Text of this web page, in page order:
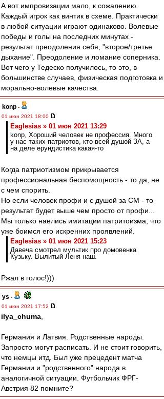
А вот импровизации мало, к сожалению.
Каждый игрок как винтик в схеме. Практически
в любой ситуации играют одинаково. Волевые
победы и голы на последних минутах -
результат преодоления себя, "второе/третье
дыхание". Преодоление и ломание соперника.
Вот чего у Тедеско получилось, то это, в
большинстве случаев, физическая подготовка и
морально-волевые качества.
konp -
01 июн 2021 18:00
Eaglesias » 01 июн 2021 13:29
konp, Хороший человек не профессия. Много
у нас таких патриотов, кто всей душой ЗА, а
на деле ерундистика какая-то
Когда патриотизмом прикрывается
профессиональная беспомощность - то да, не
с чем спорить.
Но если человек профи и с душой за СМ - то
результат будет выше чем просто от профи...
Мы только наелись имитации патритоизма, что
уже боимся его искренних проявлений.
Eaglesias » 01 июн 2021 15:23
Давеча смотрел мультик про домовенка
Кузьку. Вылитый Леня наш.
Ржал в голос!)))
ys -
01 июн 2021 17:52
ilya_chuma
Германия и Латвия. Родственные народы.
Запросто могут расписать. И не стоит говорить,
что немцы итд. Был уже прецедент матча
Германии и "родственного" народа в
аналогичной ситуации. Футбольчик ФРГ-
Австрия 82 помните?